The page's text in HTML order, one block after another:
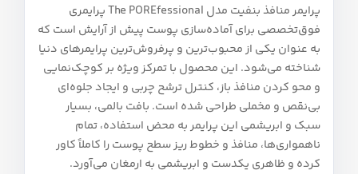
پرایمر منافذ بنفیت مدل The POREfessional پرایمری
فوق‌تخصصی برای آماده‌سازی پوست پیش از آرایش است که
به عنوان یکی از محبوب‌ترین و پرفروش‌ترین پرایمرهای دنیا
شناخته می‌شود. این محصول با تمرکز ویژه بر کوچک‌نمایی
و محو کردن منافذ باز، کنترل ترشح چربی و ایجاد جلوه‌ای
بی‌نقص و مخملی طراحی شده است. بافت بالمی، بسیار
سبک و ابریشمی این پرایمر به‌ محض استفاده، تمام
ناهمواری‌ها، منافذ و خطوط ریز سطح پوست را کاملاً کاور
کرده و ظاهری یکدست و ابریشمی به ارمغان می‌آورد.